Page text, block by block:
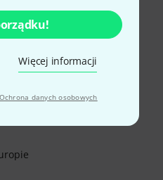
Więcej informacji
Ochrona danych osobowych
pieniędzy